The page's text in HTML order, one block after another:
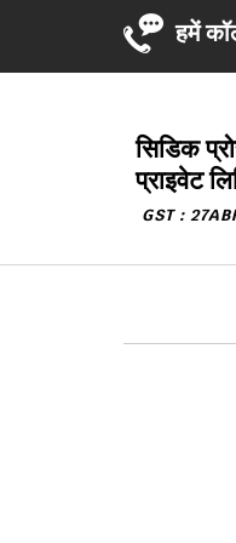
हमें
सिडिक
प्राइवेट
GST :